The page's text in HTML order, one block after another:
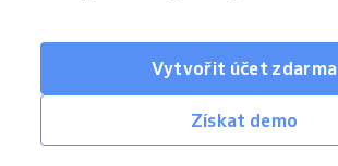
Vytvořit účet zdarma
Získat demo